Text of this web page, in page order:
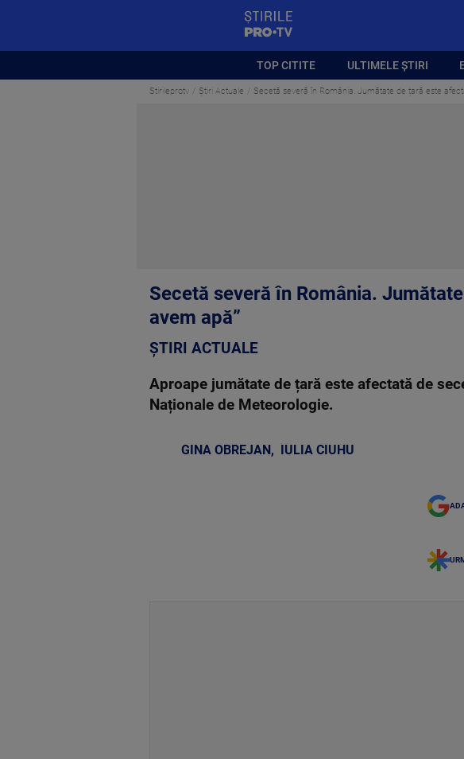
TOP CITITE ULTIMELE ȘTIRI
Stirileprotv Știri Actuale Secetă severă în România. Jumătate de țară este
Secetă severă în România.
avem apă”
ȘTIRI ACTUALE
Aproape jumătate de țară este afectată de
Naționale de Meteorologie.
GINA OBREJAN , IULIA CIUHU